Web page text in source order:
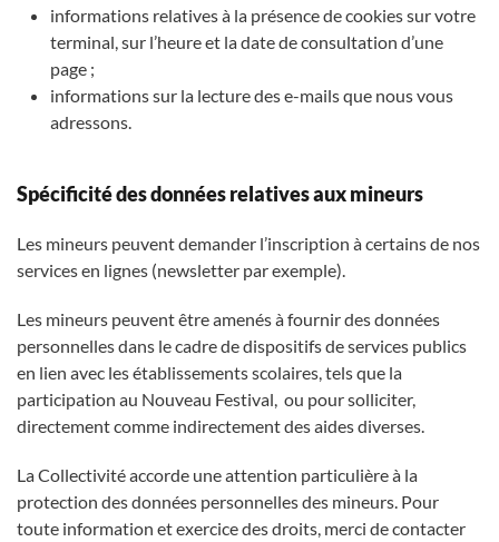
informations relatives à la présence de cookies sur votre
terminal, sur l’heure et la date de consultation d’une
page ;
informations sur la lecture des e-mails que nous vous
adressons.
Spécificité des données relatives aux mineurs
Les mineurs peuvent demander l’inscription à certains de nos
services en lignes (newsletter par exemple).
Les mineurs peuvent être amenés à fournir des données
personnelles dans le cadre de dispositifs de services publics
en lien avec les établissements scolaires, tels que la
participation au Nouveau Festival, ou pour solliciter,
directement comme indirectement des aides diverses.
La Collectivité accorde une attention particulière à la
protection des données personnelles des mineurs. Pour
toute information et exercice des droits, merci de contacter